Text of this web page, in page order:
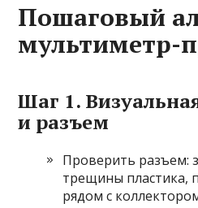
Пошаговый
мультиметр-
Шаг 1.
и разъем
Проверить разъем:
трещины пластика,
рядом с